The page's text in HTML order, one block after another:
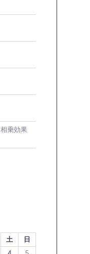
乗効果
土
日